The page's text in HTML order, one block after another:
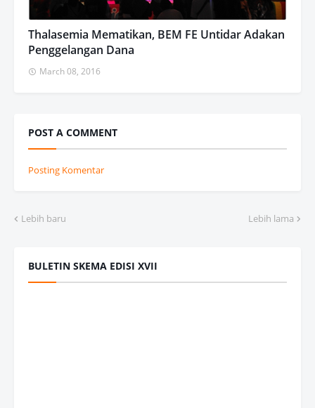
Thalasemia Mematikan, BEM FE Untidar Adakan
Penggelangan Dana
March 08, 2016
POST A COMMENT
Posting Komentar
Lebih baru Lebih lama
BULETIN SKEMA EDISI XVII